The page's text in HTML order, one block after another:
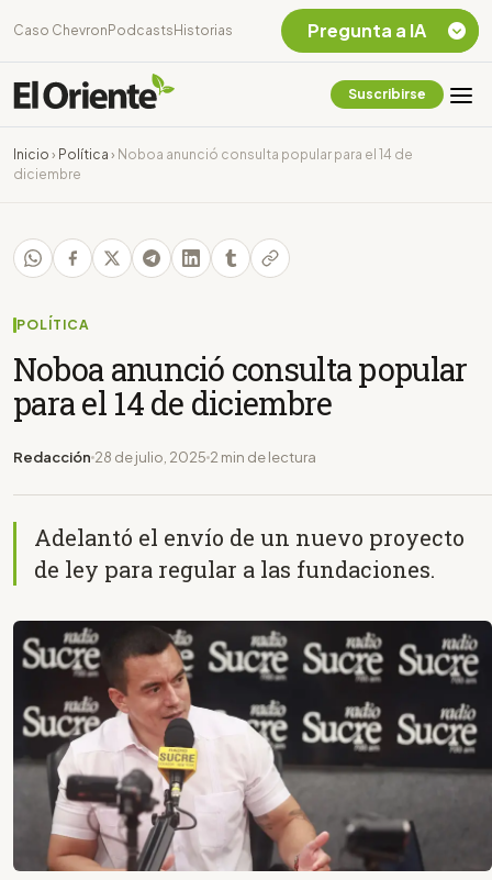
Caso Chevron Podcasts Historias
Suscribirse
Inicio › Política › Noboa anunció consulta popular para el 14 de
diciembre
POLÍTICA
Noboa anunció consulta popular
para el 14 de diciembre
Redacción 28 de julio, 2025 2 min de lectura
Adelantó el envío de un nuevo proyecto
de ley para regular a las fundaciones.
Pregunta a IA
Chevron Ecuador